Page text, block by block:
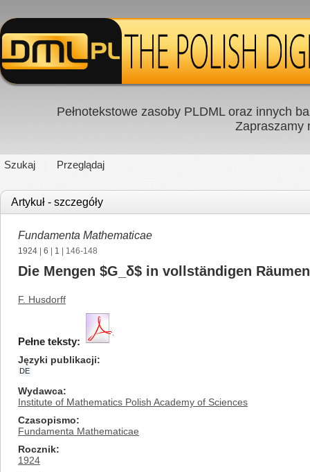
Pełnotekstowe zasoby PLDML oraz innych
Zapraszamy
Szukaj Przeglądaj
Artykuł - szczegóły
Fundamenta Mathematicae
1924 6 1 | 146-148
Die Mengen $G_δ$ in vollständigen Räumen
F. Husdorff
Pełne teksty:
Języki publikacji
DE
Wydawca
Institute of Mathematics Polish Academy of Sciences
Czasopismo
Fundamenta Mathematicae
Rocznik
1924